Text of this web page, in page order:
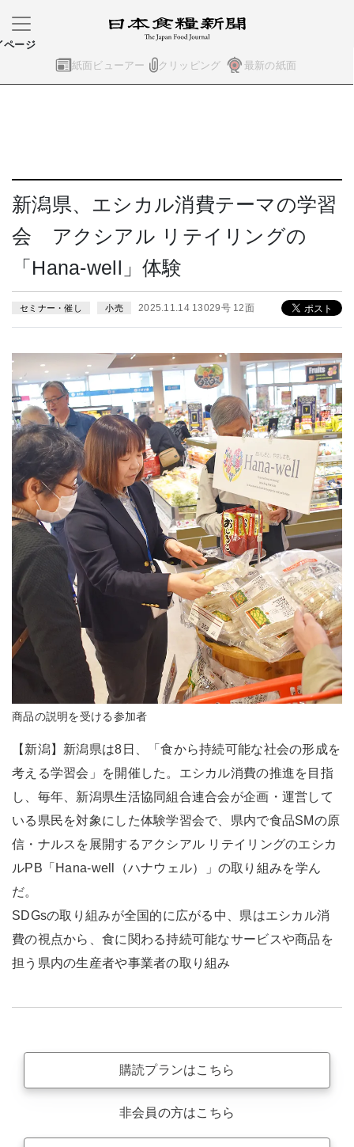
紙面ビューアー クリッピング 最新の紙面
ページ
新潟県、エシカル消費テーマの学習
会 アクシアル リテイリングの
「Hana-well」体験
セミナー・催し 小売 2025.11.14 13029号 12面
商品の説明を受ける参加者
【新潟】新潟県は8日、「食から持続可能な社会の形成を
考える学習会」を開催した。エシカル消費の推進を目指
し、毎年、新潟県生活協同組合連合会が企画・運営して
いる県民を対象にした体験学習会で、県内で食品SMの原
信・ナルスを展開するアクシアル リテイリングのエシカ
ルPB「Hana-well（ハナウェル）」の取り組みを学ん
だ。
SDGsの取り組みが全国的に広がる中、県はエシカル消
費の視点から、食に関わる持続可能なサービスや商品を
担う県内の生産者や事業者の取り組み
購読プランはこちら
非会員の方はこちら